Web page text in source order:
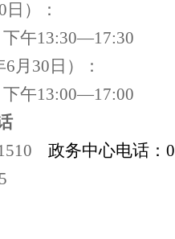
）：
13:30—17:30
月30日）：
13:00—17:00
政务中心电话：